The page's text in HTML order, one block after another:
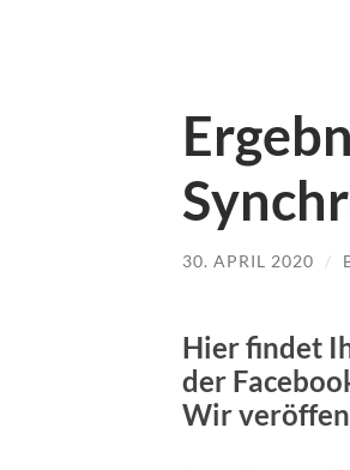
30. APRIL 2020 /
Hier findet
der
Wir